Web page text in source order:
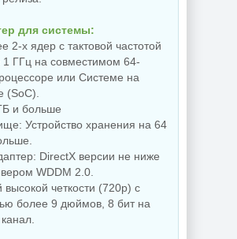
для системы:
2-х ядер с тактовой частотой
ГГц на совместимом 64-
или Системе на
(SoC).
и больше
Устройство хранения на 64
DirectX версии не ниже
WDDM 2.0.
высокой четкости (720p) с
более 9 дюймов, 8 бит на